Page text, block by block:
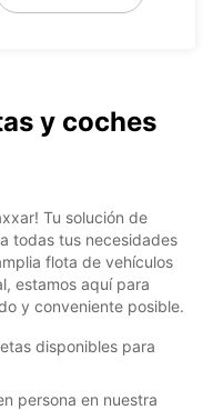
y coches
Tu solución de
todas tus necesidades
flota de vehículos
estamos aquí para
y conveniente posible.
disponibles para
persona en nuestra